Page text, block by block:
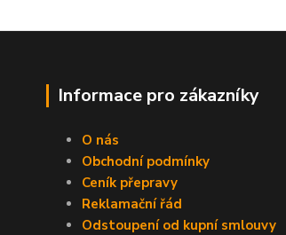
Informace pro zákazníky
O nás
Obchodní podmínky
Ceník přepravy
Reklamační řád
Odstoupení od kupní smlouvy